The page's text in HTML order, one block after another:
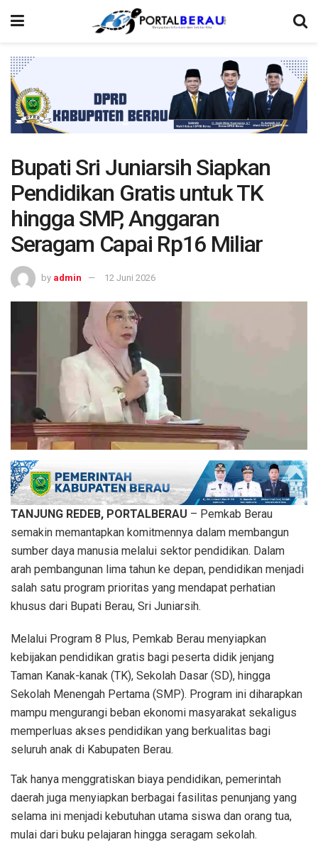
Bupati Sri Juniarsih Siapkan
Pendidikan Gratis untuk TK
hingga SMP, Anggaran
Seragam Capai Rp16 Miliar
by admin 12 Juni 2026
TANJUNG REDEB, PORTALBERAU – Pemkab Berau
semakin memantapkan komitmennya dalam membangun
sumber daya manusia melalui sektor pendidikan. Dalam
arah pembangunan lima tahun ke depan, pendidikan menjadi
salah satu program prioritas yang mendapat perhatian
khusus dari Bupati Berau, Sri Juniarsih.
Melalui Program 8 Plus, Pemkab Berau menyiapkan
kebijakan pendidikan gratis bagi peserta didik jenjang
Taman Kanak-kanak (TK), Sekolah Dasar (SD), hingga
Sekolah Menengah Pertama (SMP). Program ini diharapkan
mampu mengurangi beban ekonomi masyarakat sekaligus
memperluas akses pendidikan yang berkualitas bagi
seluruh anak di Kabupaten Berau.
Tak hanya menggratiskan biaya pendidikan, pemerintah
daerah juga menyiapkan berbagai fasilitas penunjang yang
selama ini menjadi kebutuhan utama siswa dan orang tua,
mulai dari buku pelajaran hingga seragam sekolah.